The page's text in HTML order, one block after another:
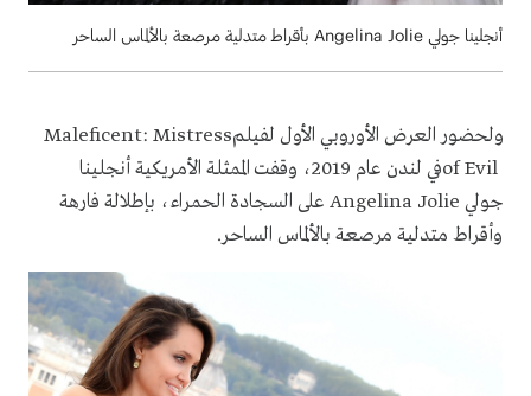
أنجلينا جولي Angelina Jolie بأقراط متدلية مرصعة بالألماس الساحر
ولحضور العرض الأوروبي الأول لفيلمMaleficent: Mistress
of Evil
في لندن عام 2019، وقفت الممثلة الأمريكية أنجلينا
جولي Angelina Jolie على السجادة الحمراء، بإطلالة فارهة
وأقراط متدلية مرصعة بالألماس الساحر.